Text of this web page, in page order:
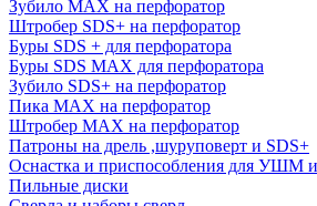
Зубило MAX на перфоратор
Штробер SDS+ на перфоратор
Буры SDS + для перфоратора
Буры SDS MAX для перфоратора
Зубило SDS+ на перфоратор
Пика MAX на перфоратор
Штробер MAX на перфоратор
Патроны на дрель ,шуруповерт и SDS+
Оснастка и приспособления для УШМ
Пильные диски